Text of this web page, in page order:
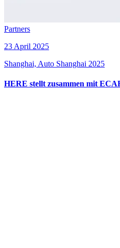
Partners
23 April 2025
Shanghai, Auto Shanghai 2025
HERE stellt zusammen mit